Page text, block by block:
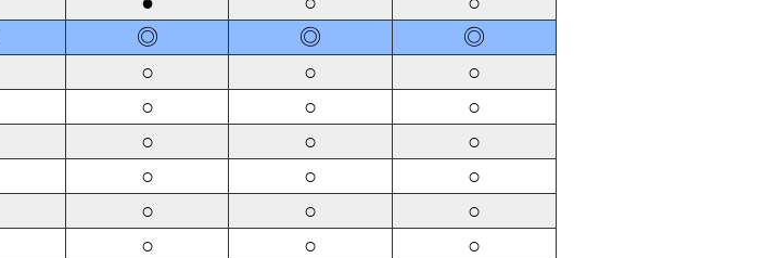
◎ ◎ ◎
○ ○ ○
○ ○ ○
○ ○ ○
○ ○ ○
○ ○ ○
○ ○ ○